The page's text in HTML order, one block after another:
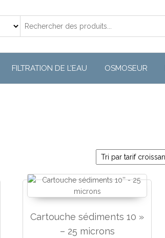
FILTRATION DE L’EAU OSMOSEUR
Cartouche sédiments 10 »
– 25 microns